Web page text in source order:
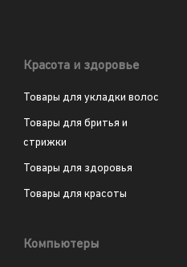
Красота и здоровье
Товары для укладки волос
Товары для бритья и
стрижки
Товары для здоровья
Товары для красоты
Компьютеры